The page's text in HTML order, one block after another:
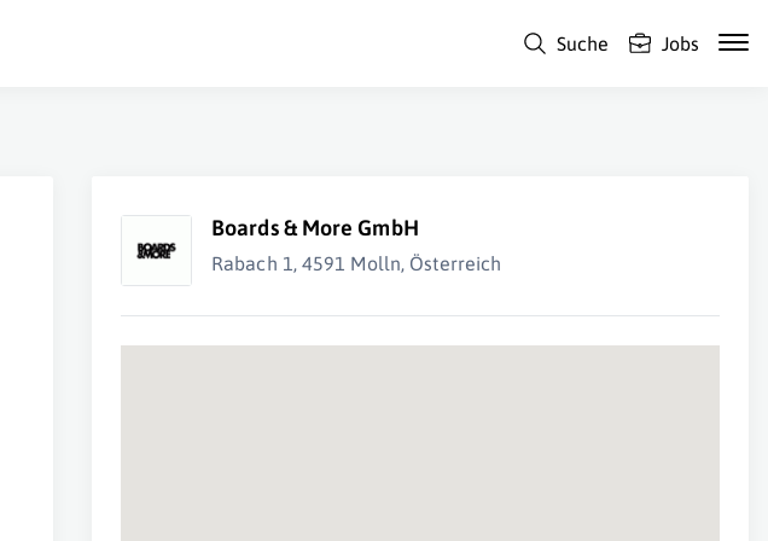
Suche Jobs
Boards & More GmbH
Rabach 1, 4591 Molln, Österreich